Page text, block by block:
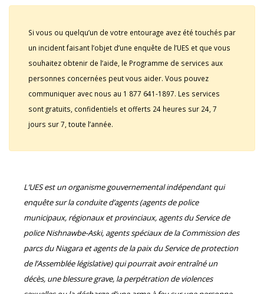
Si vous ou quelqu’un de votre entourage avez été touchés par
un incident faisant l’objet d’une enquête de l’UES et que vous
souhaitez obtenir de l’aide, le Programme de services aux
personnes concernées peut vous aider. Vous pouvez
communiquer avec nous au 1 877 641-1897. Les services
sont gratuits, confidentiels et offerts 24 heures sur 24, 7
jours sur 7, toute l’année.
L’UES est un organisme gouvernemental indépendant qui
enquête sur la conduite d’agents (agents de police
municipaux, régionaux et provinciaux, agents du Service de
police Nishnawbe-Aski, agents spéciaux de la Commission des
parcs du Niagara et agents de la paix du Service de protection
de l’Assemblée législative) qui pourrait avoir entraîné un
décès, une blessure grave, la perpétration de violences